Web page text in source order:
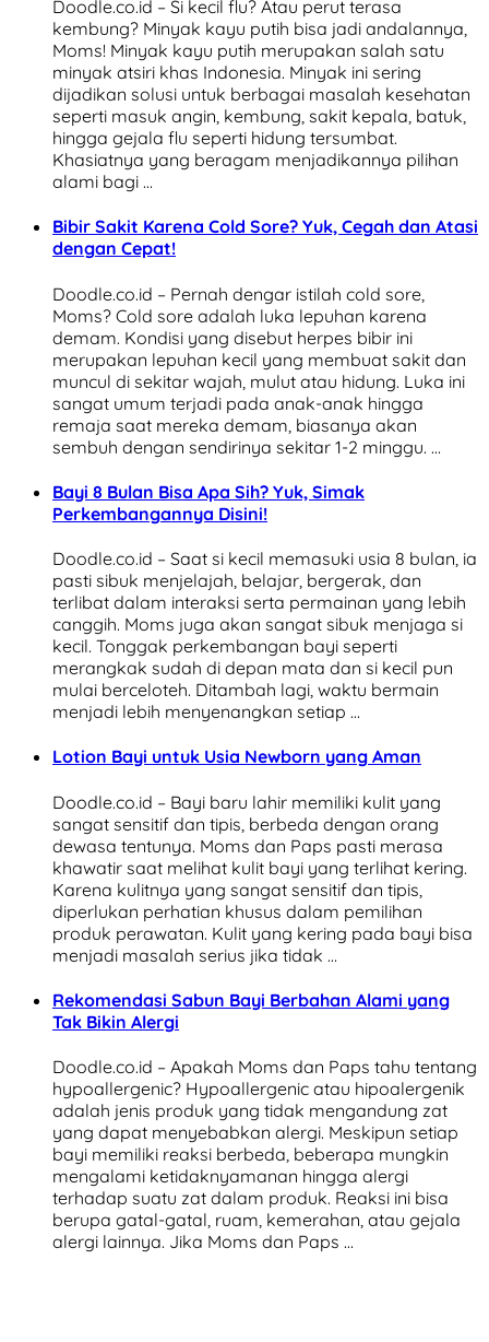
Doodle.co.id – Si kecil flu? Atau perut terasa
kembung? Minyak kayu putih bisa jadi andalannya,
Moms! Minyak kayu putih merupakan salah satu
minyak atsiri khas Indonesia. Minyak ini sering
dijadikan solusi untuk berbagai masalah kesehatan
seperti masuk angin, kembung, sakit kepala, batuk,
hingga gejala flu seperti hidung tersumbat.
Khasiatnya yang beragam menjadikannya pilihan
alami bagi …
Bibir Sakit Karena Cold Sore? Yuk, Cegah dan Atasi
dengan Cepat!
Doodle.co.id – Pernah dengar istilah cold sore,
Moms? Cold sore adalah luka lepuhan karena
demam. Kondisi yang disebut herpes bibir ini
merupakan lepuhan kecil yang membuat sakit dan
muncul di sekitar wajah, mulut atau hidung. Luka ini
sangat umum terjadi pada anak-anak hingga
remaja saat mereka demam, biasanya akan
sembuh dengan sendirinya sekitar 1-2 minggu. …
Bayi 8 Bulan Bisa Apa Sih? Yuk, Simak
Perkembangannya Disini!
Doodle.co.id – Saat si kecil memasuki usia 8 bulan, ia
pasti sibuk menjelajah, belajar, bergerak, dan
terlibat dalam interaksi serta permainan yang lebih
canggih. Moms juga akan sangat sibuk menjaga si
kecil. Tonggak perkembangan bayi seperti
merangkak sudah di depan mata dan si kecil pun
mulai berceloteh. Ditambah lagi, waktu bermain
menjadi lebih menyenangkan setiap …
Lotion Bayi untuk Usia Newborn yang Aman
Doodle.co.id – Bayi baru lahir memiliki kulit yang
sangat sensitif dan tipis, berbeda dengan orang
dewasa tentunya. Moms dan Paps pasti merasa
khawatir saat melihat kulit bayi yang terlihat kering.
Karena kulitnya yang sangat sensitif dan tipis,
diperlukan perhatian khusus dalam pemilihan
produk perawatan. Kulit yang kering pada bayi bisa
menjadi masalah serius jika tidak …
Rekomendasi Sabun Bayi Berbahan Alami yang
Tak Bikin Alergi
Doodle.co.id – Apakah Moms dan Paps tahu tentang
hypoallergenic? Hypoallergenic atau hipoalergenik
adalah jenis produk yang tidak mengandung zat
yang dapat menyebabkan alergi. Meskipun setiap
bayi memiliki reaksi berbeda, beberapa mungkin
mengalami ketidaknyamanan hingga alergi
terhadap suatu zat dalam produk. Reaksi ini bisa
berupa gatal-gatal, ruam, kemerahan, atau gejala
alergi lainnya. Jika Moms dan Paps …